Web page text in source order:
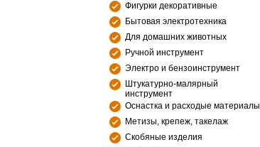
Фигурки декоративные
Бытовая электротехника
Для домашних животных
Ручной инструмент
Электро и бензоинструмент
Штукатурно-малярный
инструмент
Оснастка и расходые материалы
Метизы, крепеж, такелаж
Скобяные изделия